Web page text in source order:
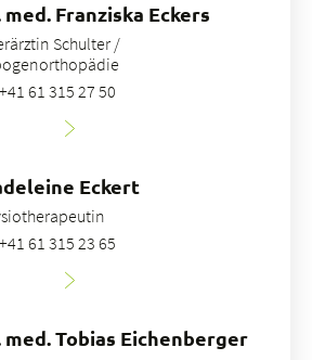
med. Franziska Eckers
Schulter /
61 315 27 50
Eckert
61 315 23 65
med. Tobias Eichenberger